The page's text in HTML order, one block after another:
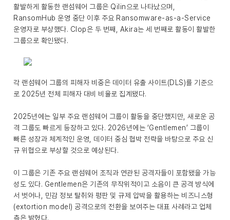
활발하게 활동한 랜섬웨어 그룹은 Qilin으로 나타났으며,
RansomHub 운영 중단 이후 주요 Ransomware-as-a-Service
운영자로 부상했다. Clop은 두 번째, Akira는 세 번째로 활동이 활발한
그룹으로 확인됐다.
각 랜섬웨어 그룹의 피해자 비중은 데이터 유출 사이트(DLS)를 기준으
로 2025년 전체 피해자 대비 비율로 집계됐다.
2025년에는 일부 주요 랜섬웨어 그룹이 활동을 중단했지만, 새로운 공
격 그룹도 빠르게 등장하고 있다. 2026년에는 ‘Gentlemen’ 그룹이
빠른 성장과 체계적인 운영, 데이터 중심 협박 전략을 바탕으로 주요 신
규 위협으로 부상할 것으로 예상된다.
이 그룹은 기존 주요 랜섬웨어 조직과 연관된 공격자들이 포함됐을 가능
성도 있다. Gentlemen은 기존의 무작위적이고 소음이 큰 공격 방식에
서 벗어나, 민감 정보 탈취와 평판 및 규제 압박을 활용하는 비즈니스형
(extortion model) 공격으로의 전환을 보여주는 대표 사례라고 업체
측은 밝혔다.